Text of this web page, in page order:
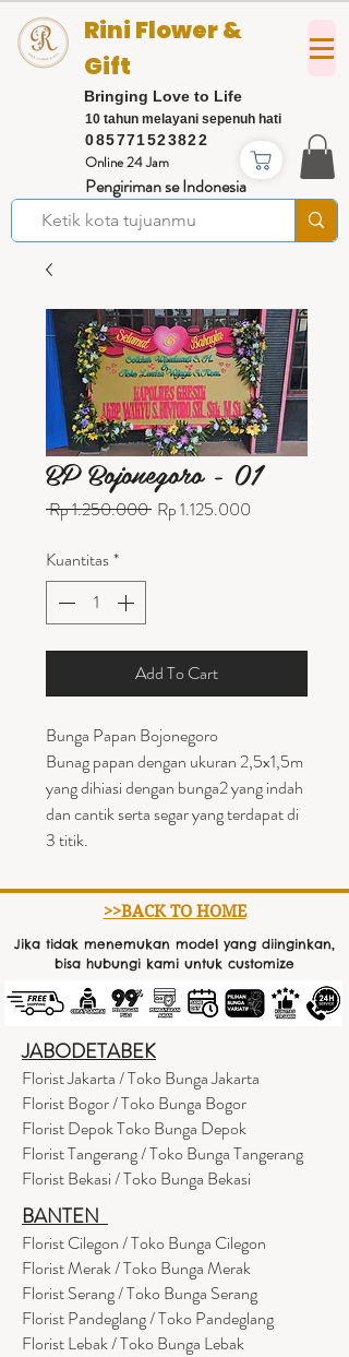
085771523822
Rini Flower &
Gift
Bringing Love to Life
Online 24 Jam
Pengiriman se Indonesia
10 tahun melayani sepenuh hati
BP Bojonegoro - 01
Rp 1.250.000 Harga
Rp 1.125.000
Kuantitas*
Add To Cart
Bunga Papan Bojonegoro
Bunag papan dengan ukuran 2,5x1,5m
yang dihiasi dengan bunga2 yang indah
dan cantik serta segar yang terdapat di
3 titik.
>>BACK TO HOME
Jika tidak menemukan model yang diinginkan,
bisa hubungi kami untuk customize
JABODETABEK
Florist Jakarta / Toko Bunga Jakarta
Florist Bogor / Toko Bunga Bogor
Florist Depok Toko Bunga Depok
Florist Tangerang / Toko Bunga Tangerang
Florist Bekasi / Toko Bunga Bekasi
BANTEN
Florist Cilegon / Toko Bunga Cilegon
Florist Merak / Toko Bunga Merak
Florist Serang / Toko Bunga Serang
Florist Pandeglang / Toko Pandeglang
Florist Lebak / Toko Bunga Lebak